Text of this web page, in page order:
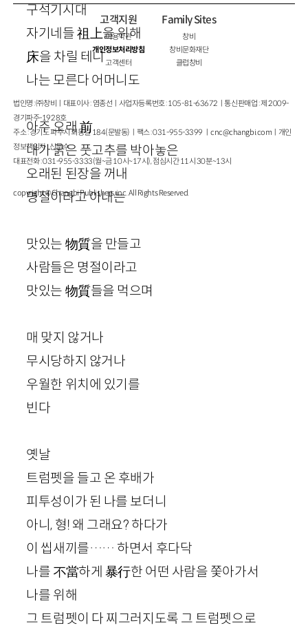
구석기시대
자기네들祖上을 위해
床을 차릴 테니
나는 모른다 어머니도
아주 오래前
내가 굵은 풋고추를 박아놓은
오래된 된장을 꺼내
명절이라고 아내는
맛있는 物質을 만들고
사람들은 명절이라고
맛있는 物質들을 먹으며
매 맞지 않거나
무시당하지 않거나
우월한 위치에 있기를
빈다
옛날
트럼펫을 들고 온 후배가
피투성이가 된 나를 보더니
아니, 형! 왜 그래요? 하다가
이 씹새끼를…… 하면서 후다닥
나를 不當하게 暴行한 어떤 사람을 쫓아가서
나를 위해
그 트럼펫이 다 찌그러지도록 그 트럼펫으로
고객지원
이용약관
개인정보처리방침
고객센터
Family Sites
창비
창비문화재단
클럽창비
법인명 : ㈜창비ㅣ대표이사 : 염종선ㅣ사업자등록번호 : 105-81-63672ㅣ통신판매업 : 제 2009-
경기파주-1928호
주소 : 경기도 파주시 회동길 184(문발동)ㅣ팩스 : 031-955-3399 ㅣcnc@changbi.com ㅣ개인
정보책임자 : 신문수
대표전화 : 031-955-3333(월~금 10시~17시), 점심시간 11시 30분~13시
copyright © Changbi Publishers, inc. All Rights Reserved.